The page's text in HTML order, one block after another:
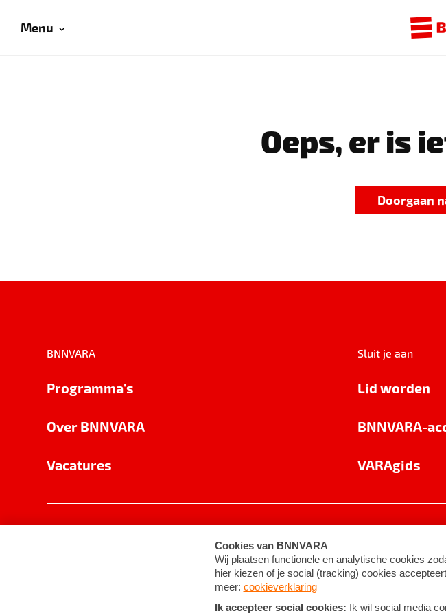
Menu
Oeps, er is
Doorgaan
BNNVARA
Programma's
Over BNNVARA
Vacatures
Sluit je aan
Lid worden
BNNVARA-
VARAgids
Cookie-instellingen Algemene voorwaarden ©2026